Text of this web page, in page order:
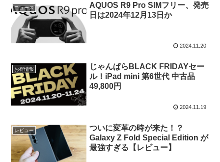
ニュース
AQUOS R9 Pro SIMフリー、発売
日は2024年12月13日か
2024.11.20
お得情報
じゃんぱらBLACK FRIDAYセー
ル！iPad mini 第6世代 中古品
49,800円
2024.11.19
レビュー
ついに変革の時が来た！？
Galaxy Z Fold Special Edition が
最強すぎる【レビュー】